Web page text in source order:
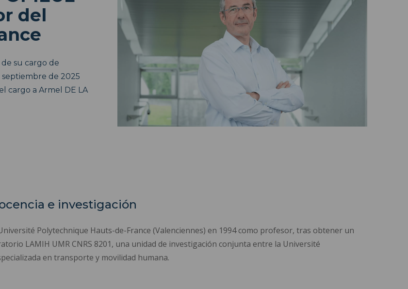
del
su cargo de
septiembre de 2025
cargo a Armel DE LA
e investigación
Polytechnique Hauts-de-France (Valenciennes) en 1994 como profesor, tras obtener un
LAMIH UMR CNRS 8201, una unidad de investigación conjunta entre la Université
en transporte y movilidad humana.